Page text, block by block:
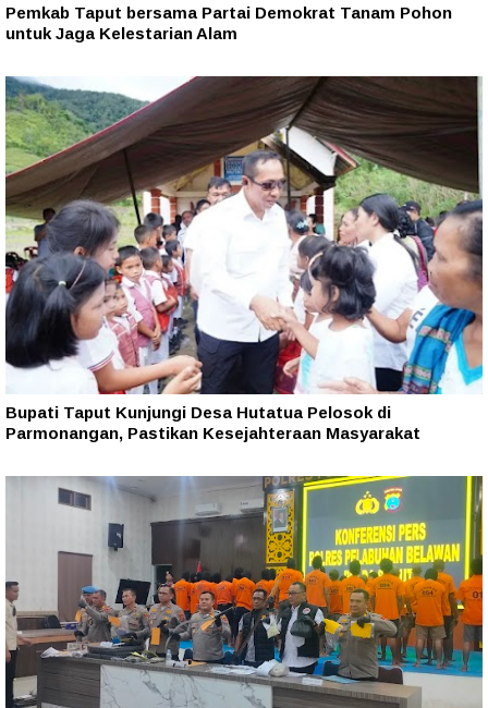
Pemkab Taput bersama Partai Demokrat Tanam Pohon
untuk Jaga Kelestarian Alam
Bupati Taput Kunjungi Desa Hutatua Pelosok di
Parmonangan, Pastikan Kesejahteraan Masyarakat